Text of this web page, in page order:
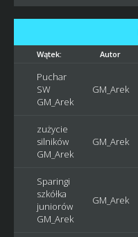
Wątek: Autor
Puchar
SW
GM_Arek
GM_Arek
zużycie
silników
GM_Arek
GM_Arek
Sparingi
szkółka
juniorów
GM_Arek
GM_Arek